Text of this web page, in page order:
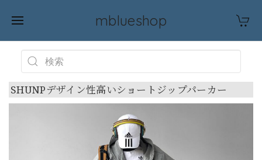
mblueshop
SHUNPデザイン性高いショートジップパーカー